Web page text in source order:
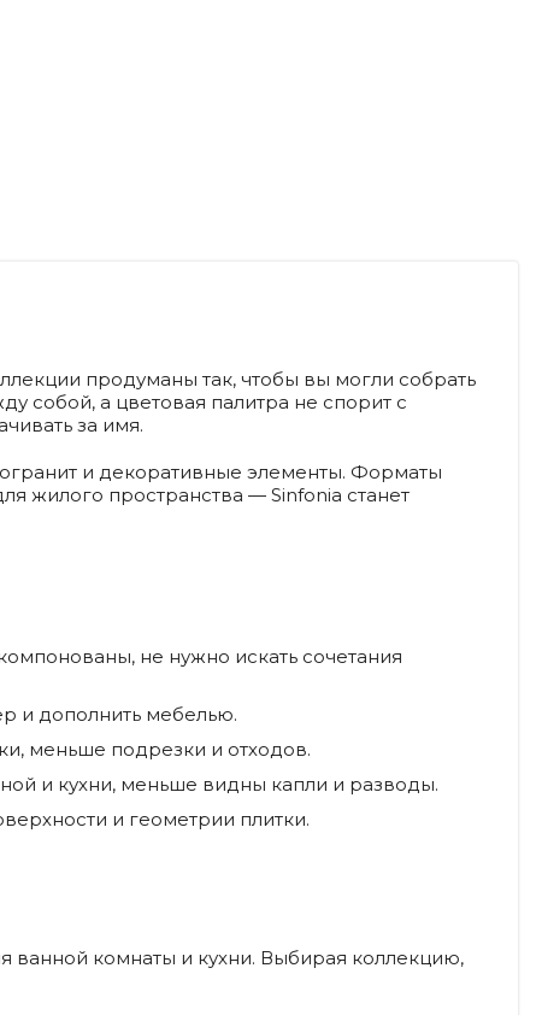
продуманы так, чтобы вы могли собрать
собой, а цветовая палитра не спорит с
за имя.
и декоративные элементы. Форматы
жилого пространства — Sinfonia станет
не нужно искать сочетания
и дополнить мебелью.
меньше подрезки и отходов.
и кухни, меньше видны капли и разводы.
и геометрии плитки.
ванной комнаты и кухни. Выбирая коллекцию,